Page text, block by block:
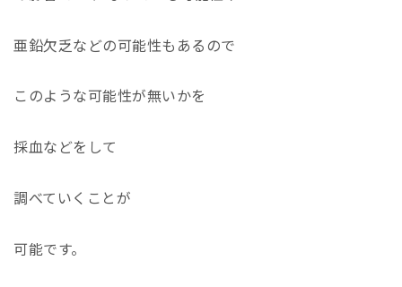
亜鉛欠乏などの可能性もあるので
このような可能性が無いかを
採血などをして
調べていくことが
可能です。